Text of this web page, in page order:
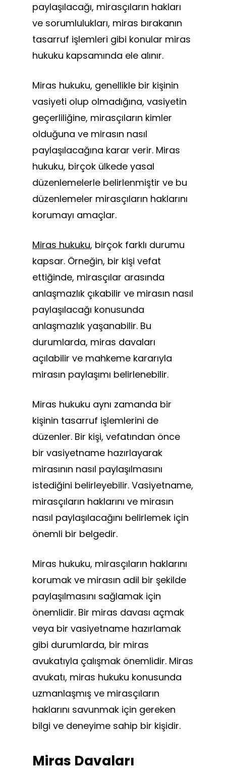
paylaşılacağı, mirasçıların hakları
ve sorumlulukları, miras bırakanın
tasarruf işlemleri gibi konular miras
hukuku kapsamında ele alınır.
Miras hukuku, genellikle bir kişinin
vasiyeti olup olmadığına, vasiyetin
geçerliliğine, mirasçıların kimler
olduğuna ve mirasın nasıl
paylaşılacağına karar verir. Miras
hukuku, birçok ülkede yasal
düzenlemelerle belirlenmiştir ve bu
düzenlemeler mirasçıların haklarını
korumayı amaçlar.
Miras hukuku, birçok farklı durumu
kapsar. Örneğin, bir kişi vefat
ettiğinde, mirasçılar arasında
anlaşmazlık çıkabilir ve mirasın nasıl
paylaşılacağı konusunda
anlaşmazlık yaşanabilir. Bu
durumlarda, miras davaları
açılabilir ve mahkeme kararıyla
mirasın paylaşımı belirlenebilir.
Miras hukuku aynı zamanda bir
kişinin tasarruf işlemlerini de
düzenler. Bir kişi, vefatından önce
bir vasiyetname hazırlayarak
mirasının nasıl paylaşılmasını
istediğini belirleyebilir. Vasiyetname,
mirasçıların haklarını ve mirasın
nasıl paylaşılacağını belirlemek için
önemli bir belgedir.
Miras hukuku, mirasçıların haklarını
korumak ve mirasın adil bir şekilde
paylaşılmasını sağlamak için
önemlidir. Bir miras davası açmak
veya bir vasiyetname hazırlamak
gibi durumlarda, bir miras
avukatıyla çalışmak önemlidir. Miras
avukatı, miras hukuku konusunda
uzmanlaşmış ve mirasçıların
haklarını savunmak için gereken
bilgi ve deneyime sahip bir kişidir.
Miras Davaları